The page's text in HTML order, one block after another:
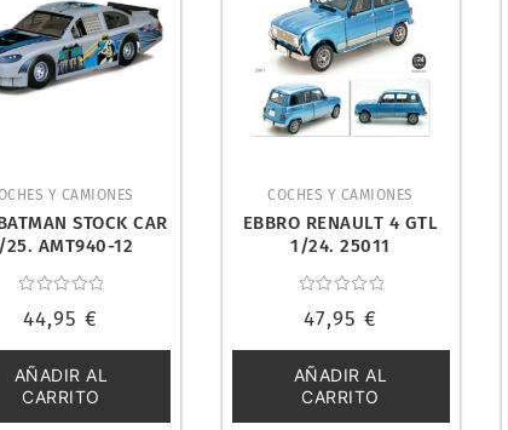
Y CAMIONES
STOCK CAR
25. AMT940-12
con
de
5
44,95€
AÑADIR AL
CARRITO
COCHES Y CAMIONES
EBBRO RENAULT 4 GTL
1/24. 25011
con
de
5
47,95€
AÑADIR AL
CARRITO